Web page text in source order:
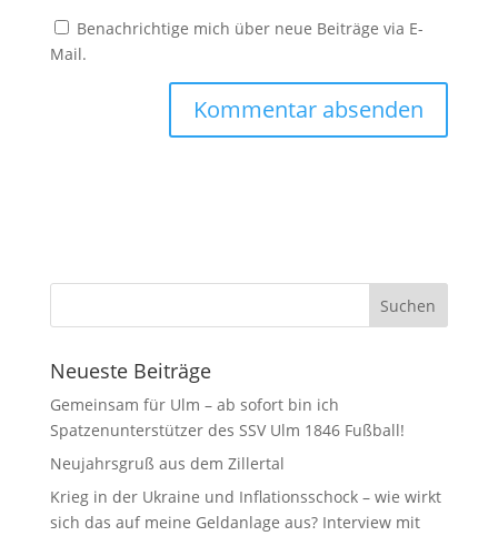
Benachrichtige mich über neue Beiträge via E-
Mail.
Neueste Beiträge
Gemeinsam für Ulm – ab sofort bin ich
Spatzenunterstützer des SSV Ulm 1846 Fußball!
Neujahrsgruß aus dem Zillertal
Krieg in der Ukraine und Inflationsschock – wie wirkt
sich das auf meine Geldanlage aus? Interview mit